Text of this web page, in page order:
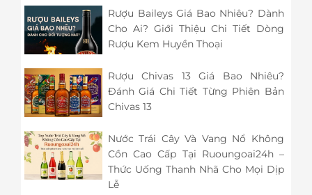
Rượu Baileys Giá Bao Nhiêu? Dành
Cho Ai? Giới Thiệu Chi Tiết Dòng
Rượu Kem Huyền Thoại
Rượu Chivas 13 Giá Bao Nhiêu?
Đánh Giá Chi Tiết Từng Phiên Bản
Chivas 13
Nước Trái Cây Và Vang Nổ Không
Cồn Cao Cấp Tại Ruoungoai24h –
Thức Uống Thanh Nhã Cho Mọi Dịp
Lễ